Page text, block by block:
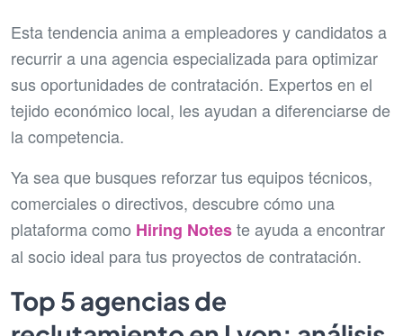
Esta tendencia anima a empleadores y candidatos a
recurrir a una agencia especializada para optimizar
sus oportunidades de contratación. Expertos en el
tejido económico local, les ayudan a diferenciarse de
la competencia.
Ya sea que busques reforzar tus equipos técnicos,
comerciales o directivos, descubre cómo una
plataforma como Hiring Noteste ayuda a encontrar
al socio ideal para tus proyectos de contratación.
Top 5 agencias de